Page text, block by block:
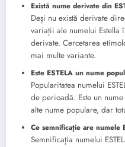
Există nume derivate din
Deși nu există derivate
variații ale numelui
derivate. Cercetarea
mai multe variante.
Este ESTELA un nume
Popularitatea numelui
de perioadă. Este un
alte nume populare, dar
Ce semnificație are numele
Semnificația numelui